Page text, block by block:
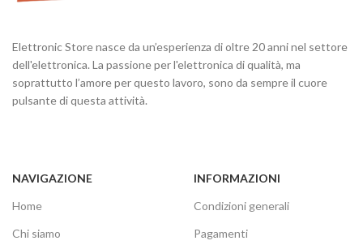
Elettronic Store nasce da un’esperienza di oltre 20 anni nel settore
dell'elettronica. La passione per l'elettronica di qualità, ma
soprattutto l’amore per questo lavoro, sono da sempre il cuore
pulsante di questa attività.
NAVIGAZIONE
Home
Chi siamo
INFORMAZIONI
Condizioni generali
Pagamenti